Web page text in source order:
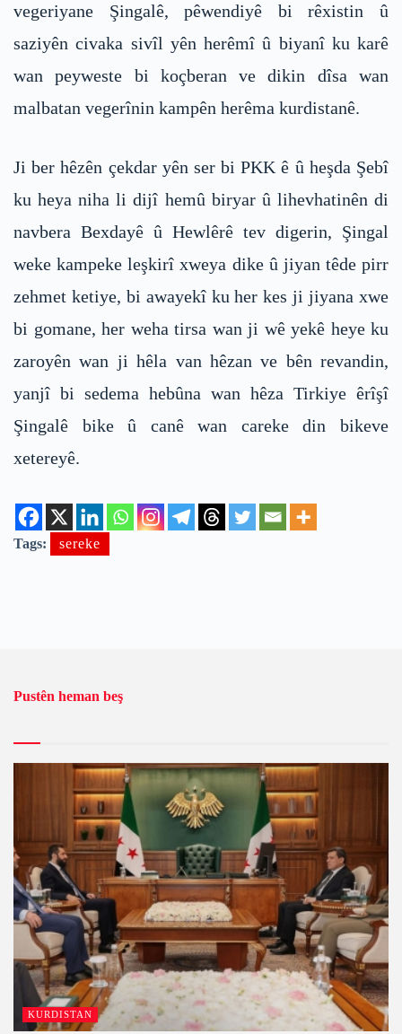
vegeriyane Şingalê, pêwendiyê bi rêxistin û
saziyên civaka sivîl yên herêmî û biyanî ku karê
wan peyweste bi koçberan ve dikin dîsa wan
malbatan vegerînin kampên herêma kurdistanê.
Ji ber hêzên çekdar yên ser bi PKK ê û heşda Şebî
ku heya niha li dijî hemû biryar û lihevhatinên di
navbera Bexdayê û Hewlêrê tev digerin, Şingal
weke kampeke leşkirî xweya dike û jiyan têde pirr
zehmet ketiye, bi awayekî ku her kes ji jiyana xwe
bi gomane, her weha tirsa wan ji wê yekê heye ku
zaroyên wan ji hêla van hêzan ve bên revandin,
yanjî bi sedema hebûna wan hêza Tirkiye êrîşî
Şingalê bike û canê wan careke din bikeve
xetereyê.
Tags: sereke
Pustên heman beş
KURDISTAN